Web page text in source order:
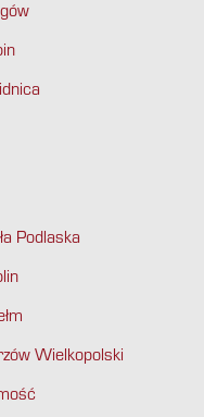
Podlaska
Wielkopolski